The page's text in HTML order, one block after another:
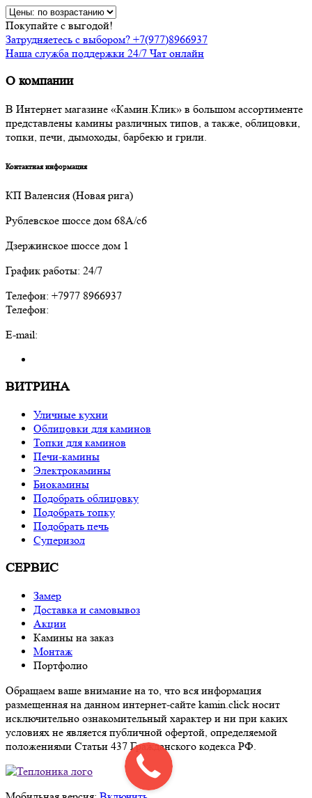
Покупайте с выгодой!
Затрудняетесь с выбором? +7(977)8966937
Наша служба поддержки 24/7 Чат онлайн
О компании
В Интернет магазине «Камин.Клик» в большом ассортименте
представлены камины различных типов, а также, облицовки,
топки, печи, дымоходы, барбекю и грили.
Контактная информация
КП Валенсия (Новая рига)
Рублевское шоссе дом 68А/с6
Дзержинское шоссе дом 1
График работы: 24/7
Телефон: +7977 8966937
Телефон:
E-mail:
ВИТРИНА
Уличные кухни
Облицовки для каминов
Топки для каминов
Печи-камины
Электрокамины
Биокамины
Подобрать облицовку
Подобрать топку
Подобрать печь
Суперизол
СЕРВИС
Замер
Доставка и самовывоз
Акции
Камины на заказ
Монтаж
Портфолио
Обращаем ваше внимание на то, что вся информация
размещенная на данном интернет-сайте kamin.click носит
исключительно ознакомительный характер и ни при каких
условиях не является публичной офертой, определяемой
положениями Статьи 437 Гражданского кодекса РФ.